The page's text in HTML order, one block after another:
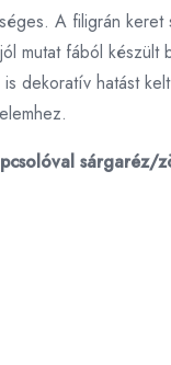
A filigrán
mutat fából készült
dekoratív hatást
sárgaréz/